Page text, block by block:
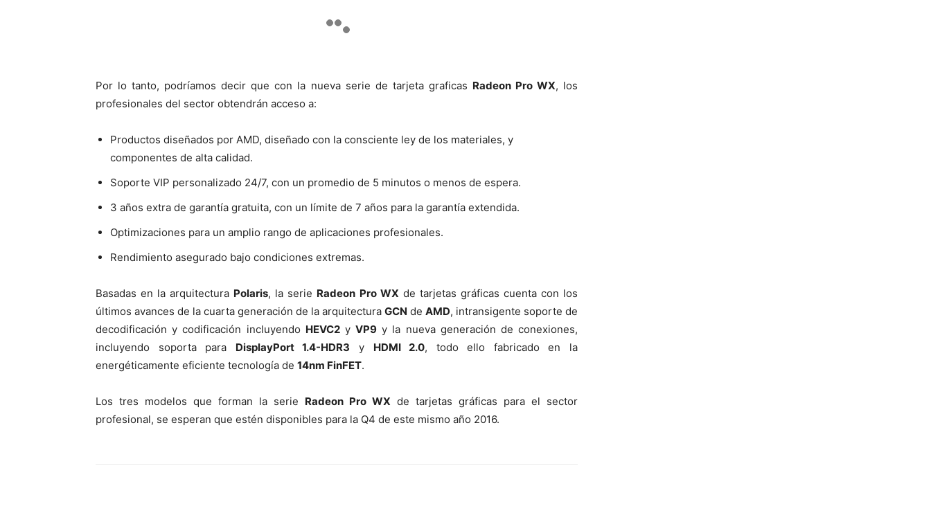
Por lo tanto, podríamos decir que con la nueva serie de tarjeta graficas Radeon Pro WX, los
profesionales del sector obtendrán acceso a:
Productos diseñados por AMD, diseñado con la consciente ley de los materiales, y
componentes de alta calidad.
Soporte VIP personalizado 24/7, con un promedio de 5 minutos o menos de espera.
3 años extra de garantía gratuita, con un límite de 7 años para la garantía extendida.
Optimizaciones para un amplio rango de aplicaciones profesionales.
Rendimiento asegurado bajo condiciones extremas.
Basadas en la arquitectura Polaris, la serie Radeon Pro WX de tarjetas gráficas cuenta con los
últimos avances de la cuarta generación de la arquitectura GCN de AMD, intransigente soporte de
decodificación y codificación incluyendo HEVC2yVP9 y la nueva generación de conexiones,
incluyendo soporta para DisplayPort 1.4-HDR3 y HDMI 2.0, todo ello fabricado en la
energéticamente eficiente tecnología de 14nm FinFET.
Los tres modelos que forman la serie Radeon Pro WX de tarjetas gráficas para el sector
profesional, se esperan que estén disponibles para la Q4 de este mismo año 2016.